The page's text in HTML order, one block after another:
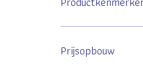
Prijsopbouw